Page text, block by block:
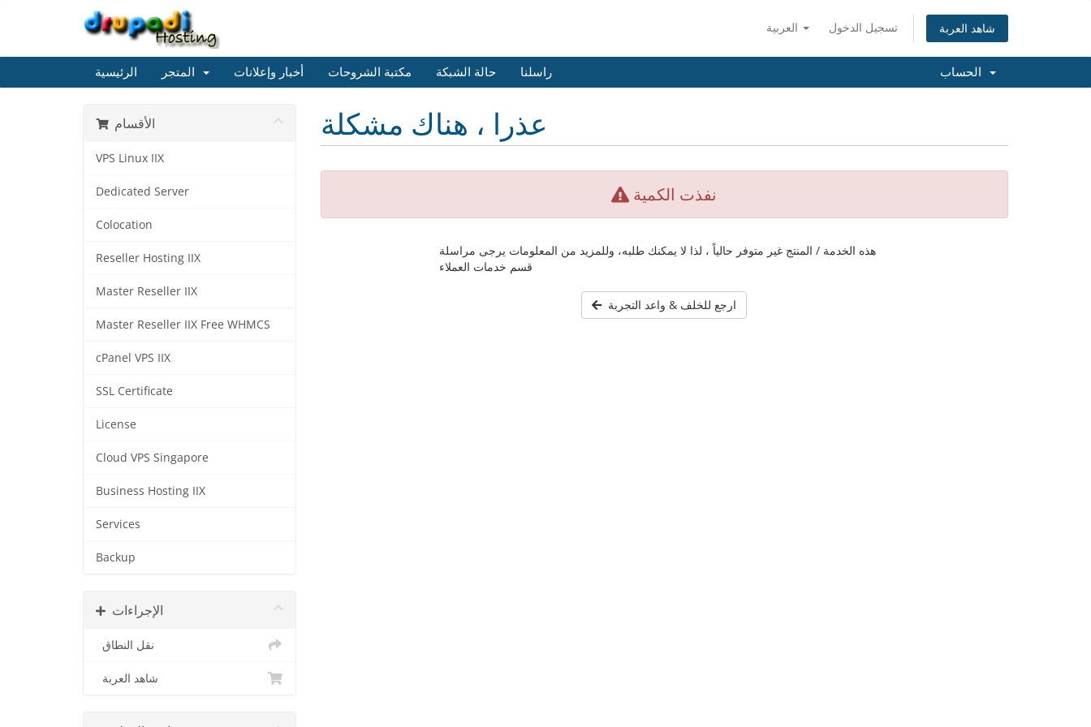
تسجيل الدخول شاهد العربة
الرئيسية أخبار وإعلانات مكتبة الشروحات حالة الشبكة راسلنا
الأقسام
VPS Linux IIX
Dedicated Server
Colocation
Reseller Hosting IIX
Master Reseller IIX
Master Reseller IIX Free WHMCS
cPanel VPS IIX
SSL Certificate
License
Cloud VPS Singapore
Business Hosting IIX
Services
Backup
الإجراءات
نقل النطاق
شاهد العربة
عذرا ، هناك مشكلة
نفذت الكمية
هذه الخدمة / المنتج غير متوفر حالياً ، لذا لا يمكنك طلبه، وللمزيد من المعلومات يرجى مراسلة
قسم خدمات العملاء
ارجع للخلف & واعد التجربة